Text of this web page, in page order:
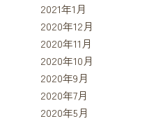
2021年1月
2020年12月
2020年11月
2020年10月
2020年9月
2020年7月
2020年5月